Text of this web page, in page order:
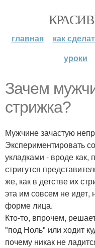
главная как
уроки
Зачем
стрижка?
Мужчине зачастую
Экспериментировать
укладками - вроде как,
стригутся
же, как в детстве их
эта им совсем не идет,
форме лица.
Кто-то, впрочем,
"под Ноль" или ходит
почему никак не